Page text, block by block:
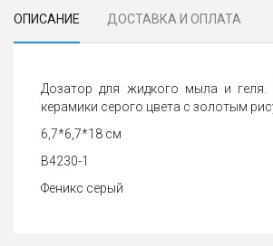
ОПИСАНИЕ
ДОСТАВКА И ОПЛАТА
Дозатор для жидкого мыла и геля.
керамики серого цвета с золотым
6,7*6,7*18 см
В4230-1
Феникс серый